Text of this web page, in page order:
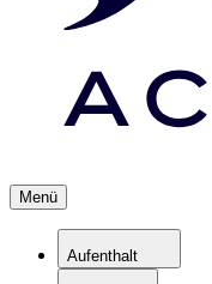
Menü
Aufenthalt